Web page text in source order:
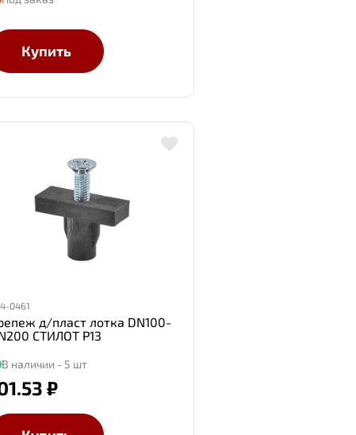
Купить
0461
д/пласт лотка DN100-
СТИЛОТ Р13
В наличии - 5 шт
₽